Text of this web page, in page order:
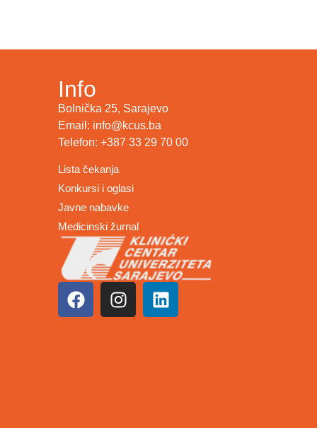
Info
Bolnička 25, Sarajevo
Email: info@kcus.ba
Telefon: +387 33 29 70 00
Lista čekanja
Konkursi i oglasi
Javne nabavke
Medicinski žurnal